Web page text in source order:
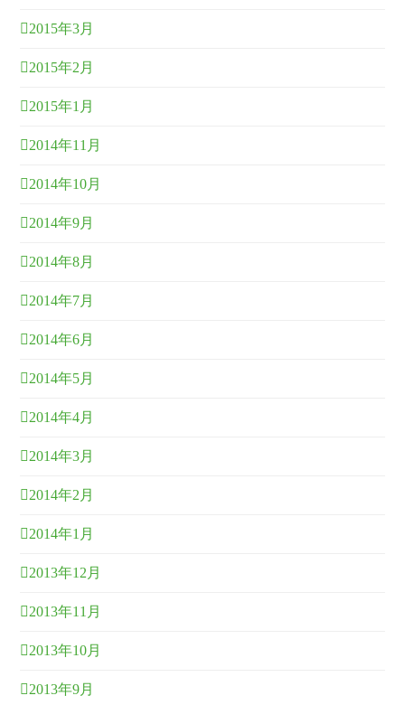
2015年3月
2015年2月
2015年1月
2014年11月
2014年10月
2014年9月
2014年8月
2014年7月
2014年6月
2014年5月
2014年4月
2014年3月
2014年2月
2014年1月
2013年12月
2013年11月
2013年10月
2013年9月